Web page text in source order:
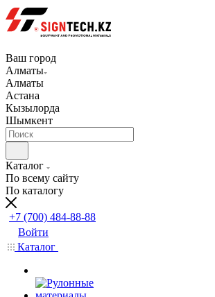
Ваш город
Алматы
Алматы
Астана
Кызылорда
Шымкент
Каталог
По всему сайту
По каталогу
+7 (700) 484-88-88
Войти
Каталог